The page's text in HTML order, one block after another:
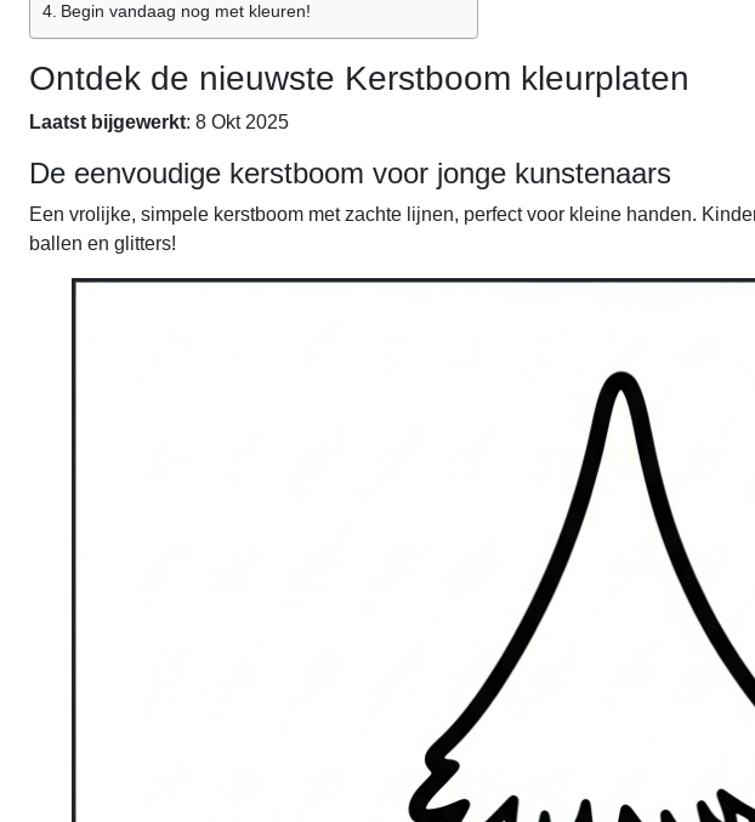
Begin vandaag nog met kleuren!
Ontdek de nieuwste Kerstboom kleurplaten
Laatst bijgewerkt: 8 Okt 2025
De eenvoudige kerstboom voor jonge kunstenaars
Een vrolijke, simpele kerstboom met zachte lijnen, perfect voor kleine handen.
ballen en glitters!